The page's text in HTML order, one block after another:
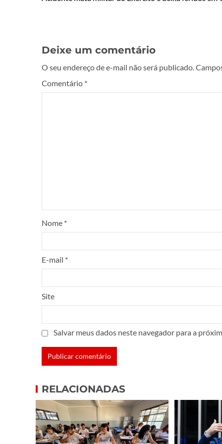
Deixe um comentário
O seu endereço de e-mail não será publicado.
Comentário *
Nome *
E-mail *
Site
Salvar meus dados neste navegador para a
RELACIONADAS